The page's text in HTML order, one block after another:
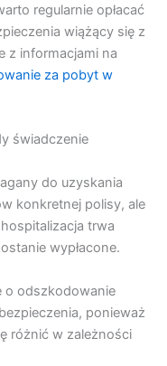
regularnie opłacać
wiążący się z
z informacjami na
za pobyt w
świadczenie
do uzyskania
konkretnej polisy, ale
trwa
wypłacone.
o odszkodowanie
ponieważ
różnić w zależności